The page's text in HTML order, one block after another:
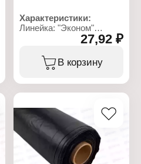
сеткой и легко
ремонтируется.
Характеристики:
Производитель: Завод
Фулерен
укрывная
Вид: армированная
Размер: 10х3 м
Цвет: прозрачный
Вес: 3,9 кг
Упаковка: в пакете
Характеристики:
Линейка: "Эконом"
Тип товара: Пленка
Толщина: 100 мк
Размер: 100х1,5 м
Цвет: черный
27,92 ₽
В корзину